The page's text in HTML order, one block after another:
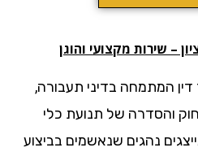
מקצועי והוגן
בדיני תעבורה,
של תנועת כלי
נהגים שנאשמים בביצוע